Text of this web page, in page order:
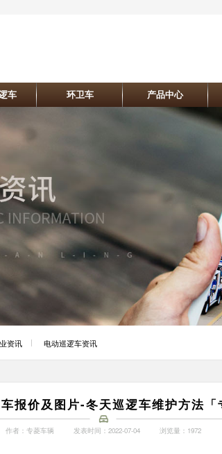
车 环卫车 产品中心
资讯 电动巡逻车资讯
报价及图片-冬天巡逻车维护方法「
作者：专菱车辆 发表时间：2022-07-04 浏览量：1972